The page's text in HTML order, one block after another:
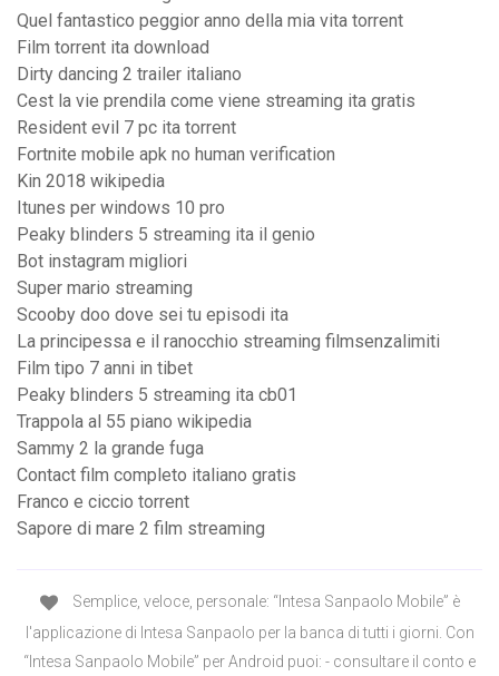
Quel fantastico peggior anno della mia vita torrent
Film torrent ita download
Dirty dancing 2 trailer italiano
Cest la vie prendila come viene streaming ita gratis
Resident evil 7 pc ita torrent
Fortnite mobile apk no human verification
Kin 2018 wikipedia
Itunes per windows 10 pro
Peaky blinders 5 streaming ita il genio
Bot instagram migliori
Super mario streaming
Scooby doo dove sei tu episodi ita
La principessa e il ranocchio streaming filmsenzalimiti
Film tipo 7 anni in tibet
Peaky blinders 5 streaming ita cb01
Trappola al 55 piano wikipedia
Sammy 2 la grande fuga
Contact film completo italiano gratis
Franco e ciccio torrent
Sapore di mare 2 film streaming
Semplice, veloce, personale: “Intesa Sanpaolo Mobile” è
l'applicazione di Intesa Sanpaolo per la banca di tutti i giorni. Con
“Intesa Sanpaolo Mobile” per Android puoi: - consultare il conto e